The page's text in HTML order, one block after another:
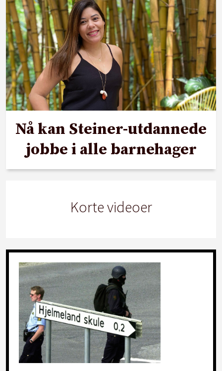
Nå kan Steiner-utdannede
jobbe i alle barnehager
Korte videoer